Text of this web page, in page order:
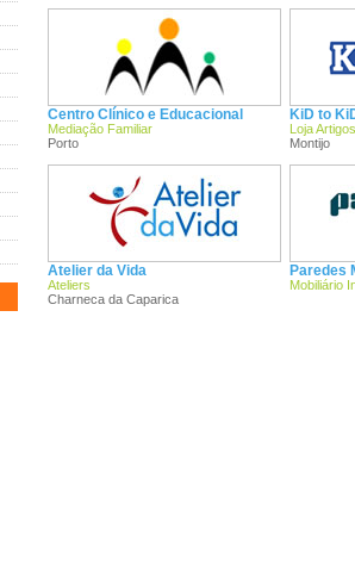
Centro Clínico e Educacional
Mediação Familiar
Porto
KiD to
Loja
Montijo
Atelier da Vida
Ateliers
Charneca da Caparica
Paredes
Mobiliário